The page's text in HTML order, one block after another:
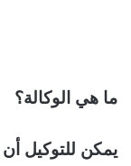
ما هي الوكالة؟
يمكن للتوكيل